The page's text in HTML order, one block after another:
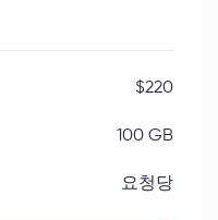
$220
100 GB
요청당